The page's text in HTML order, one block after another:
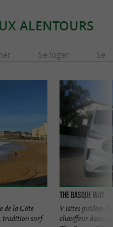
ALENTOURS
Se loger Se
de la Côte
tradition surf
The Basque Way
V isites guidées
chauffeur dans